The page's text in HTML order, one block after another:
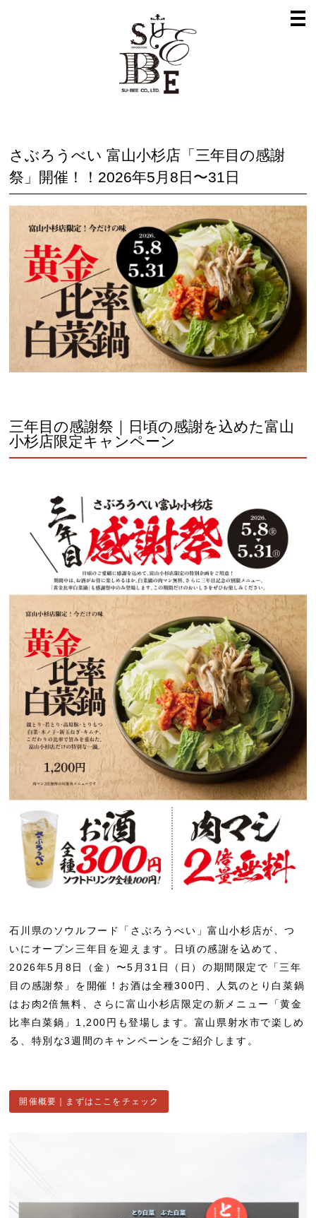
さぶろうべい 富山小杉店「三年目の感謝
祭」開催！！2026年5月8日〜31日
三年目の感謝祭｜日頃の感謝を込めた富山
小杉店限定キャンペーン
石川県のソウルフード「さぶろうべい」富山小杉店が、つ
いにオープン三年目を迎えます。日頃の感謝を込めて、
2026年5月8日（金）〜5月31日（日）の期間限定で「三年
目の感謝祭」を開催！お酒は全種300円、人気のとり白菜鍋
はお肉2倍無料、さらに富山小杉店限定の新メニュー「黄金
比率白菜鍋」1,200円も登場します。富山県射水市で楽しめ
る、特別な3週間のキャンペーンをご紹介します。
開催概要｜まずはここをチェック